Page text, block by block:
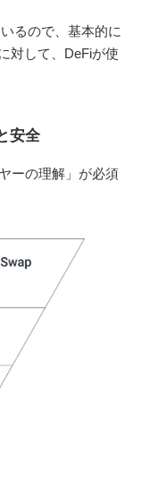
るので、基本的に
対して、DeFiが使
安全
ーの理解」が必須